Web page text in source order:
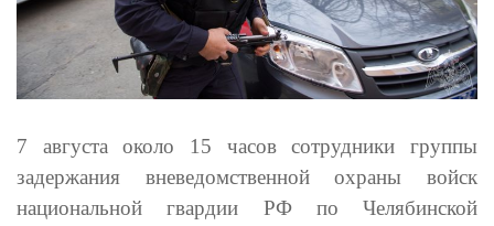
7 августа около 15 часов сотрудники группы
задержания вневедомственной охраны войск
национальной гвардии РФ по Челябинской